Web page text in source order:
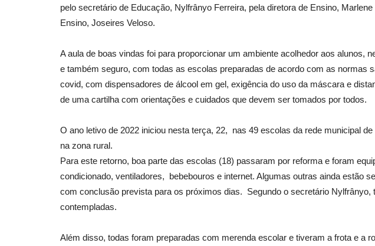
pelo secretário de Educação, Nylfrânyo Ferreira, pela diretora de Ensino,
Ensino, Joseires Veloso.
A aula de boas vindas foi para proporcionar um ambiente acolhedor aos alunos,
e também seguro, com todas as escolas preparadas de acordo com as normas
covid, com dispensadores de álcool em gel, exigência do uso da máscara e
de uma cartilha com orientações e cuidados que devem ser tomados por todos.
O ano letivo de 2022 iniciou nesta terça, 22, nas 49 escolas da rede municipal
na zona rural.
Para este retorno, boa parte das escolas (18) passaram por reforma e foram
condicionado, ventiladores, bebebouros e internet. Algumas outras ainda estão
com conclusão prevista para os próximos dias. Segundo o secretário Nylfrânyo,
contempladas.
Além disso, todas foram preparadas com merenda escolar e tiveram a frota e a